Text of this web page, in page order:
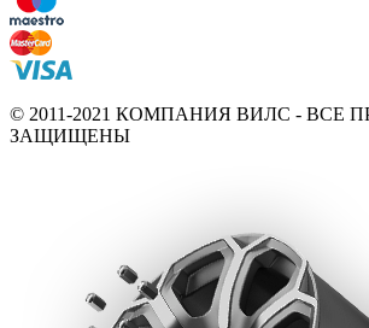
© 2011-2021 КОМПАНИЯ ВИЛС - ВСЕ
ЗАЩИЩЕНЫ